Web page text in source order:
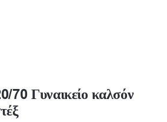
70 Γυναικείο καλσόν